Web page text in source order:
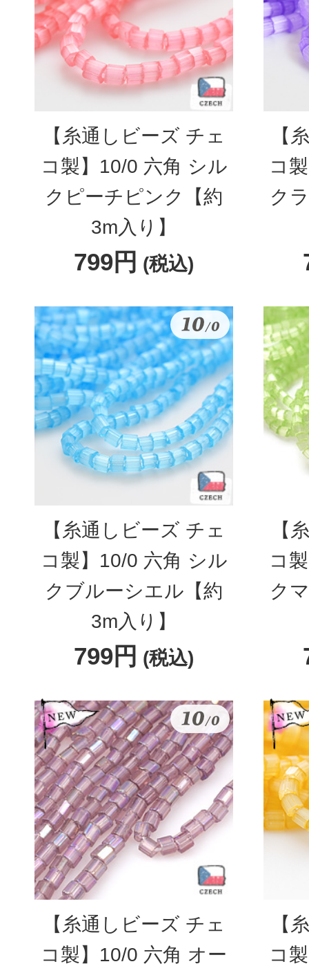
【糸通しビーズ チェ
コ製】10/0 六角 シル
クピーチピンク【約
3m入り】
799円 (税込)
【
コ
ク
【糸通しビーズ チェ
コ製】10/0 六角 シル
クブルーシエル【約
3m入り】
799円 (税込)
【
コ
ク
【糸通しビーズ チェ
コ製】10/0 六角 オー
【
コ